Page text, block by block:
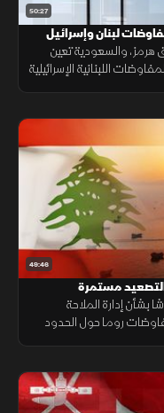
50:27
لبنان وإسرائيل
هرمز، والسعودية تعين
اللبنانية الإسرائيلية
49:46
مستمرة
إدارة الملاحة
روما حول الحدود